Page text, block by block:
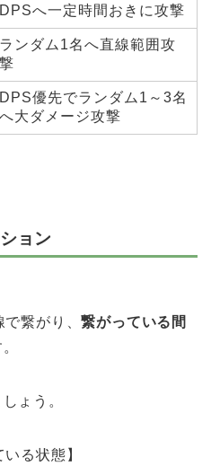
DPSへ一定時間おきに攻撃
ランダム1名へ直線範囲攻
撃
DPS優先でランダム1～3名
へ大ダメージ攻撃
ョン
で繋がり、繋がっている間
ょう。
る状態】